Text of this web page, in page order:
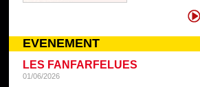
EVENEMENT
LES FANFARFELUES
01/06/2026